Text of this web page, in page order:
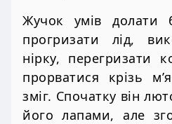
Жучок умів долати
прогризати лід,
нірку, перегризати
прорватися крізь
зміг. Спочатку він
його лапами, але